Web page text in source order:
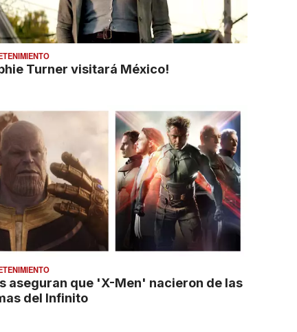
Turner visitará México!
aseguran que 'X-Men' nacieron de las
del Infinito